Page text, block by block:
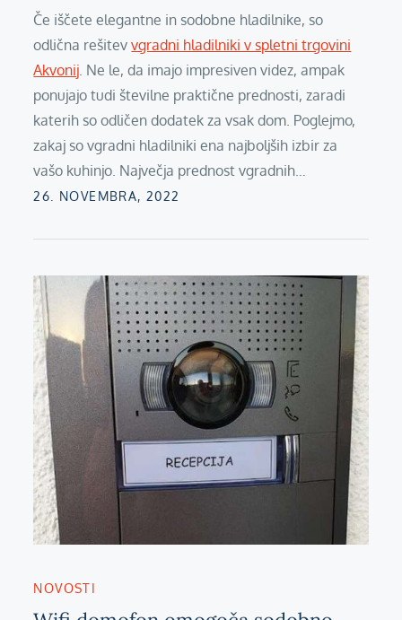
Če iščete elegantne in sodobne hladilnike, so
odlična rešitevvgradni hladilniki v spletni trgovini
Akvonij. Ne le, da imajo impresiven videz, ampak
ponujajo tudi številne praktične prednosti, zaradi
katerih so odličen dodatek za vsak dom. Poglejmo,
zakaj so vgradni hladilniki ena najboljših izbir za
vašo kuhinjo. Največja prednost vgradnih…
Posted
26. NOVEMBRA, 2022
NOVOSTI